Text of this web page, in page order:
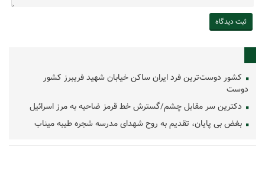
کشور دوست‌ترین فرد ایران ساکن خیابان شهید فریبرز کشور
دوست
دکترین سر مقابل چشم/گسترش خط قرمز ضاحیه به مرز اسرائیل
بغض بی پایان، تقدیم به روح شهدای مدرسه شجره طیبه میناب